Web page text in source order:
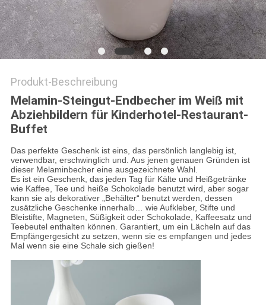
Produkt-Beschreibung
Melamin-Steingut-Endbecher im Weiß mit
Abziehbildern für Kinderhotel-Restaurant-
Buffet
Das perfekte Geschenk ist eins, das persönlich langlebig ist,
verwendbar, erschwinglich und. Aus jenen genauen Gründen ist
dieser Melaminbecher eine ausgezeichnete Wahl.
Es ist ein Geschenk, das jeden Tag für Kälte und Heißgetränke
wie Kaffee, Tee und heiße Schokolade benutzt wird, aber sogar
kann sie als dekorativer „Behälter“ benutzt werden, dessen
zusätzliche Geschenke innerhalb… wie Aufkleber, Stifte und
Bleistifte, Magneten, Süßigkeit oder Schokolade, Kaffeesatz und
Teebeutel enthalten können. Garantiert, um ein Lächeln auf das
Empfängergesicht zu setzen, wenn sie es empfangen und jedes
Mal wenn sie eine Schale sich gießen!